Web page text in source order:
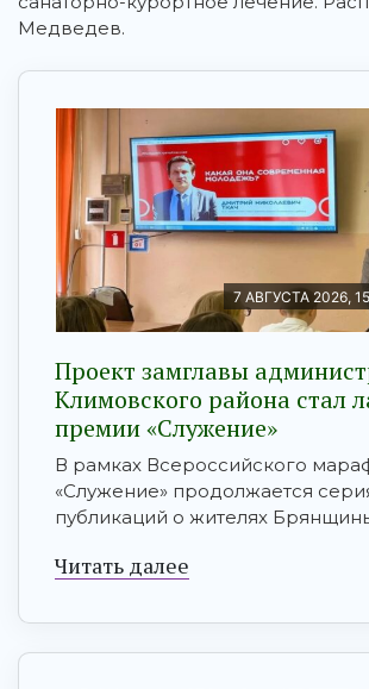
Медведев.
7 АВГУСТА 2026,
Проект замглавы
Климовского района стал
премии «Служение»
В рамках Всероссийского
«Служение» продолжается
публикаций о жителях
Читать далее